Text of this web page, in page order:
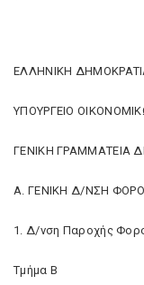
ΕΛΛΗΝΙΚΗ
ΥΠΟΥΡΓΕΙΟ
ΓΕΝΙΚΗ ΓΡΑΜΜΑΤΕΙΑ
Α. ΓΕΝΙΚΗ Δ/ΝΣΗ
1. Δ/νση Παροχής
Τμήμα Β